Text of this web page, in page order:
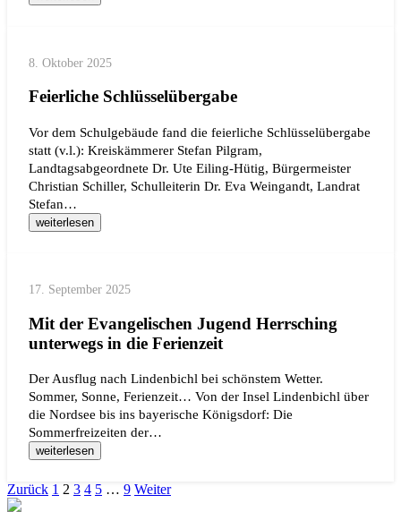
8. Oktober 2025
Feierliche Schlüsselübergabe
Vor dem Schulgebäude fand die feierliche Schlüsselübergabe
statt (v.l.): Kreiskämmerer Stefan Pilgram,
Landtagsabgeordnete Dr. Ute Eiling-Hütig, Bürgermeister
Christian Schiller, Schulleiterin Dr. Eva Weingandt, Landrat
Stefan…
weiterlesen
17. September 2025
Mit der Evangelischen Jugend Herrsching
unterwegs in die Ferienzeit
Der Ausflug nach Lindenbichl bei schönstem Wetter.
Sommer, Sonne, Ferienzeit… Von der Insel Lindenbichl über
die Nordsee bis ins bayerische Königsdorf: Die
Sommerfreizeiten der…
weiterlesen
Zurück 1 2 3 4 5 … 9 Weiter